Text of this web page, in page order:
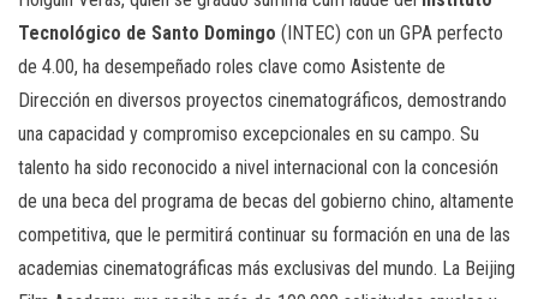
Tecnológico de Santo Domingo (INTEC) con un GPA perfecto
de 4.00, ha desempeñado roles clave como Asistente de
Dirección en diversos proyectos cinematográficos, demostrando
una capacidad y compromiso excepcionales en su campo. Su
talento ha sido reconocido a nivel internacional con la concesión
de una beca del programa de becas del gobierno chino, altamente
competitiva, que le permitirá continuar su formación en una de las
academias cinematográficas más exclusivas del mundo. La Beijing